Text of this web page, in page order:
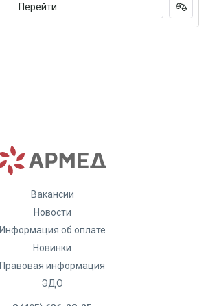
Перейти
Вакансии
Новости
Информация об оплате
Новинки
Правовая информация
ЭДО